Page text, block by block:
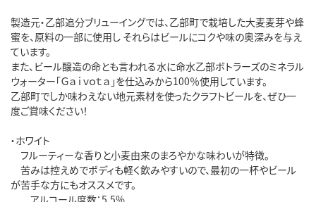
製造元・乙部追分ブリューイングでは、乙部町で栽培した大麦麦芽や蜂
蜜を、原料の一部に使用し それらはビールにコクや味の奥深みを与え
ています。
また、ビール醸造の命とも言われる水に命水乙部ボトラーズのミネラル
ウォーター「Ｇａｉｖｏｔａ」を仕込みから100％使用しています。
乙部町でしか味わえない地元素材を使ったクラフトビールを、ぜひ一
度ご賞味ください！
・ホワイト
フルーティーな香りと小麦由来のまろやかな味わいが特徴。
苦みは控えめでボディも軽く飲みやすいので、最初の一杯やビール
が苦手な方にもオススメです。
アルコール度数：5.5%